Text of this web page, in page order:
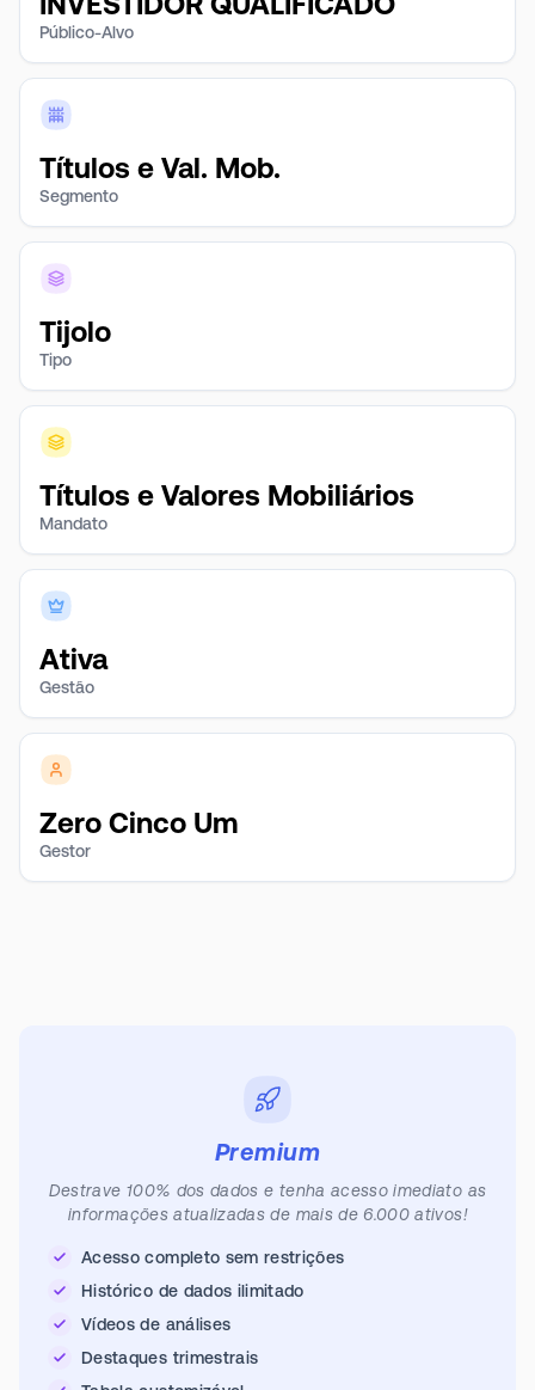
Público-Alvo
Títulos e Val. Mob.
Segmento
Tijolo
Tipo
Títulos e Valores Mobiliários
Mandato
Ativa
Gestão
Zero Cinco Um
Gestor
Premium
Destrave 100% dos dados e tenha acesso imediato as
informações atualizadas de mais de 6.000 ativos!
Acesso completo sem restrições
Histórico de dados ilimitado
Vídeos de análises
Destaques trimestrais